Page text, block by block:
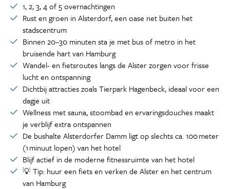
1, 2, 3, 4 of 5 overnachtingen
Rust en groen in Alsterdorf, een oase net buiten het
stadscentrum
Binnen 20–30 minuten sta je met bus of metro in het
bruisende hart van Hamburg
Wandel- en fietsroutes langs de Alster zorgen voor frisse
lucht en ontspanning
Dichtbij attracties zoals Tierpark Hagenbeck, ideaal voor een
dagje uit
Wellness met sauna, stoombad en ervaringsdouches maakt
je verblijf extra ontspannen
De bushalte Alsterdorfer Damm ligt op slechts ca. 100 meter
(1 minuut lopen) van het hotel
Blijf actief in de moderne fitnessruimte van het hotel
💡 Tip: huur een fiets en verken de Alster en het centrum
van Hamburg